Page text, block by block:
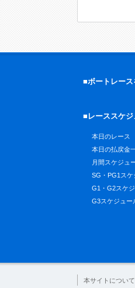
■ボートレー
■レーススケジ
本日のレース
本日の払戻金
月間スケジュ
SG・PG1スケ
G1・G2スケ
G3スケジュー
本サイトについて